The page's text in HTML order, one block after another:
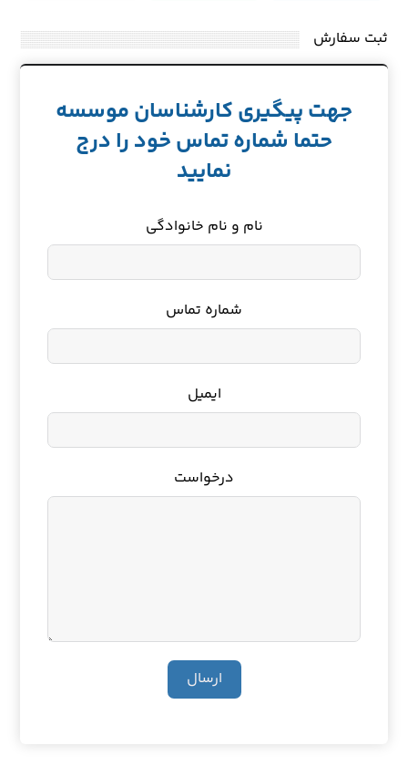
ثبت سفارش
جهت پیگیری کارشناسان موسسه
حتما شماره تماس خود را درج
نمایید
نام و نام خانوادگی
شماره تماس
ایمیل
درخواست
ارسال